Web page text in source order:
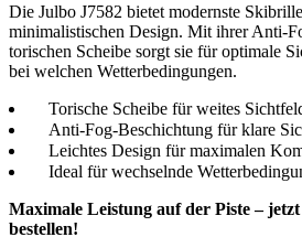
Die Julbo J7582 bietet modernste
minimalistischen Design. Mit ihrer Anti-
torischen Scheibe sorgt sie für optimale
bei welchen Wetterbedingungen.
Torische Scheibe für weites
Anti-Fog-Beschichtung für klare
Leichtes Design für maximalen
Ideal für wechselnde
Maximale Leistung auf der Piste –
bestellen!